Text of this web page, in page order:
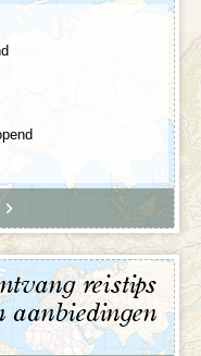
reistips
aanbiedingen